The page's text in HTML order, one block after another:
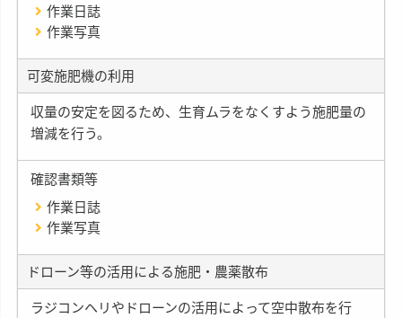
作業日誌
作業写真
可変施肥機の利用
収量の安定を図るため、生育ムラをなくすよう施肥量の
増減を行う。
確認書類等
作業日誌
作業写真
ドローン等の活用による施肥・農薬散布
ラジコンヘリやドローンの活用によって空中散布を行